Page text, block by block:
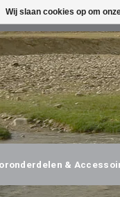
DESKUNDIG ADVIES,
&
Wij slaan cookies op om